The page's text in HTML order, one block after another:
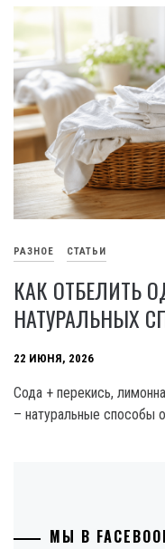
РАЗНОЕ СТАТЬИ
КАК ОТБЕЛИТЬ
НАТУРАЛЬНЫХ
22 ИЮНЯ, 2026
Сода + перекись,
– натуральные способы
МЫ В